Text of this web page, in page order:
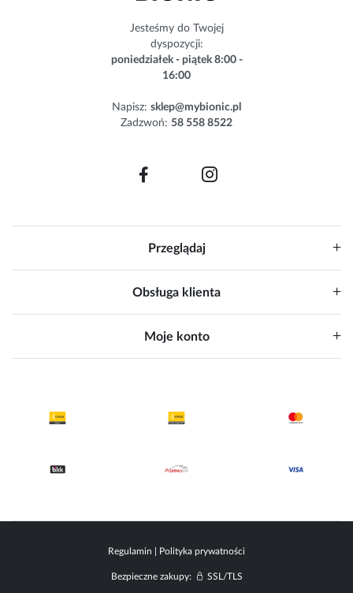
Jesteśmy do Twojej
dyspozycji:
poniedziałek - piątek 8:00 -
16:00
Napisz: sklep@mybionic.pl
Zadzwoń: 58 558 8522
Przeglądaj
Obsługa klienta
Moje konto
Regulamin Polityka prywatności
Bezpieczne zakupy: SSL/TLS